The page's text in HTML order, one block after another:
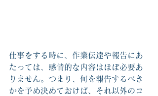
仕事をする時に、作業伝達や報告にあ
たっては、感情的な内容はほぼ必要あ
りません。つまり、何を報告するべき
かを予め決めておけば、それ以外のコ